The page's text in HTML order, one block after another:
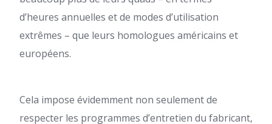
d’heures annuelles et de modes d’utilisation
extrêmes – que leurs homologues américains et
européens.
Cela impose évidemment non seulement de
respecter les programmes d’entretien du fabricant,